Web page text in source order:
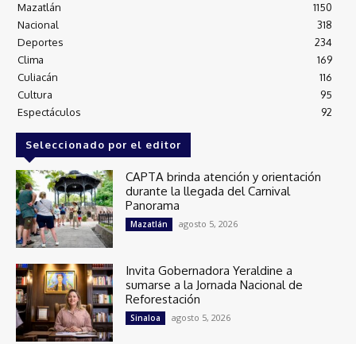
Mazatlán
1150
Nacional
318
Deportes
234
Clima
169
Culiacán
116
Cultura
95
Espectáculos
92
Seleccionado por el editor
CAPTA brinda atención y orientación
durante la llegada del Carnival
Panorama
Mazatlán agosto 5, 2026
Invita Gobernadora Yeraldine a
sumarse a la Jornada Nacional de
Reforestación
Sinaloa agosto 5, 2026